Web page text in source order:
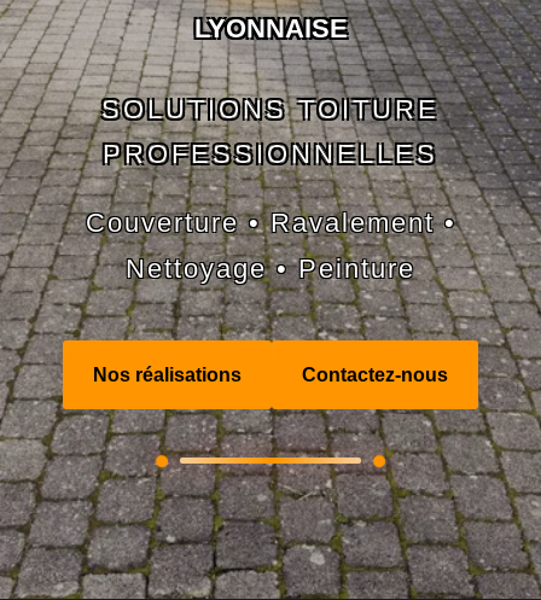
LYONNAISE
SOLUTIONS TOITURE
PROFESSIONNELLES
Couverture • Ravalement •
Nettoyage • Peinture
Nos réalisations Contactez-nous